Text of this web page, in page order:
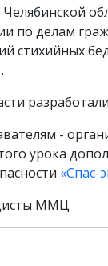
по делам
стихийных
-
урока
«Спас-
ММЦ